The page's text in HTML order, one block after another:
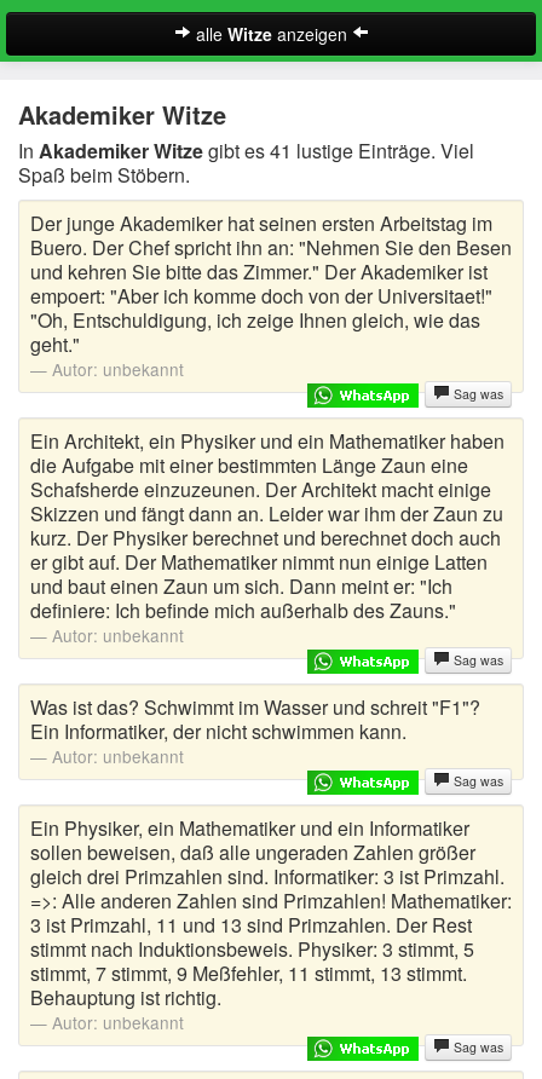
alle Witzeanzeigen
A-Klasse Witze
Akademiker Witze
Al Bundy Sprüche
Alle Kinder Sprüche
Anrufbeantworter Ansagen
Antiwitze
Anwaltswitze
Arbeitswitze
Arztwitze
Autoaufkleber Sprüche
Bankerwitze
Bart Simpson Sprüche
Bauernregeln
Bayern Witze
Beamtenwitze
Bierwitze
Bill Clinton Witze
Blondinenwitze
Suche
Akademiker Witze
In Akademiker Witzegibt es 41 lustige Einträge. Viel
Spaß beim Stöbern.
Der junge Akademiker hat seinen ersten Arbeitstag im
Buero. Der Chef spricht ihn an: "Nehmen Sie den Besen
und kehren Sie bitte das Zimmer." Der Akademiker ist
empoert: "Aber ich komme doch von der Universitaet!"
"Oh, Entschuldigung, ich zeige Ihnen gleich, wie das
geht."
Autor: unbekannt
Sag was
Ein Architekt, ein Physiker und ein Mathematiker haben
die Aufgabe mit einer bestimmten Länge Zaun eine
Schafsherde einzuzeunen. Der Architekt macht einige
Skizzen und fängt dann an. Leider war ihm der Zaun zu
kurz. Der Physiker berechnet und berechnet doch auch
er gibt auf. Der Mathematiker nimmt nun einige Latten
und baut einen Zaun um sich. Dann meint er: "Ich
definiere: Ich befinde mich außerhalb des Zauns."
Autor: unbekannt
Sag was
Was ist das? Schwimmt im Wasser und schreit "F1"?
Ein Informatiker, der nicht schwimmen kann.
Autor: unbekannt
Sag was
Ein Physiker, ein Mathematiker und ein Informatiker
sollen beweisen, daß alle ungeraden Zahlen größer
gleich drei Primzahlen sind. Informatiker: 3 ist Primzahl.
=>: Alle anderen Zahlen sind Primzahlen! Mathematiker:
3 ist Primzahl, 11 und 13 sind Primzahlen. Der Rest
stimmt nach Induktionsbeweis. Physiker: 3 stimmt, 5
stimmt, 7 stimmt, 9 Meßfehler, 11 stimmt, 13 stimmt.
Behauptung ist richtig.
Autor: unbekannt
Sag was